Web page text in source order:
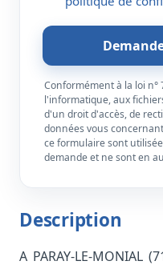
Conformément à la loi n°
l'informatique, aux
d'un droit d'accès, de
données vous
ce formulaire sont
demande et ne sont en
Description
A PARAY-LE-MONIAL